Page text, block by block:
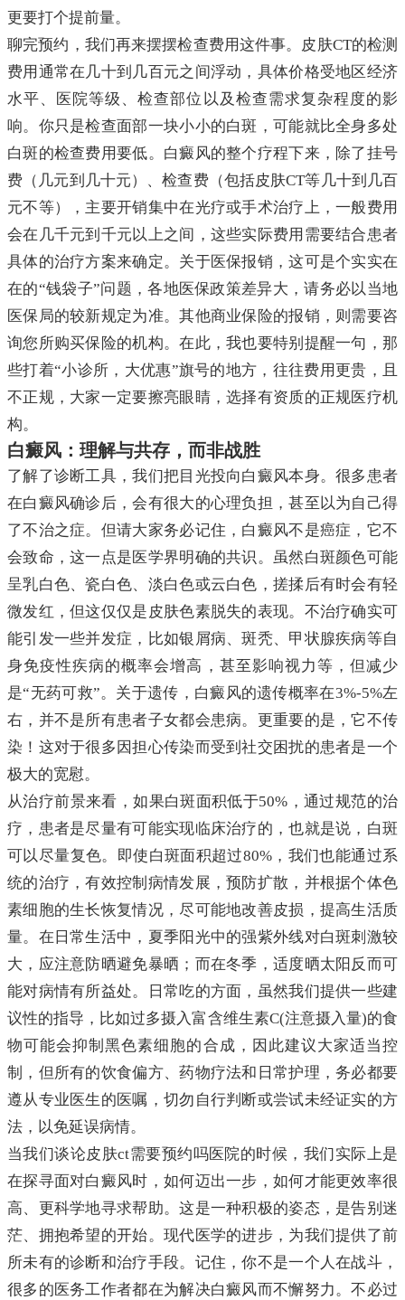
更要打个提前量。
聊完预约，我们再来摆摆检查费用这件事。皮肤CT的检测
费用通常在几十到几百元之间浮动，具体价格受地区经济
水平、医院等级、检查部位以及检查需求复杂程度的影
响。你只是检查面部一块小小的白斑，可能就比全身多处
白斑的检查费用要低。白癜风的整个疗程下来，除了挂号
费（几元到几十元）、检查费（包括皮肤CT等几十到几百
元不等），主要开销集中在光疗或手术治疗上，一般费用
会在几千元到千元以上之间，这些实际费用需要结合患者
具体的治疗方案来确定。关于医保报销，这可是个实实在
在的“钱袋子”问题，各地医保政策差异大，请务必以当地
医保局的较新规定为准。其他商业保险的报销，则需要咨
询您所购买保险的机构。在此，我也要特别提醒一句，那
些打着“小诊所，大优惠”旗号的地方，往往费用更贵，且
不正规，大家一定要擦亮眼睛，选择有资质的正规医疗机
构。
白癜风：理解与共存，而非战胜
了解了诊断工具，我们把目光投向白癜风本身。很多患者
在白癜风确诊后，会有很大的心理负担，甚至以为自己得
了不治之症。但请大家务必记住，白癜风不是癌症，它不
会致命，这一点是医学界明确的共识。虽然白斑颜色可能
呈乳白色、瓷白色、淡白色或云白色，搓揉后有时会有轻
微发红，但这仅仅是皮肤色素脱失的表现。不治疗确实可
能引发一些并发症，比如银屑病、斑秃、甲状腺疾病等自
身免疫性疾病的概率会增高，甚至影响视力等，但减少
是“无药可救”。关于遗传，白癜风的遗传概率在3%-5%左
右，并不是所有患者子女都会患病。更重要的是，它不传
染！这对于很多因担心传染而受到社交困扰的患者是一个
极大的宽慰。
从治疗前景来看，如果白斑面积低于50%，通过规范的治
疗，患者是尽量有可能实现临床治疗的，也就是说，白斑
可以尽量复色。即使白斑面积超过80%，我们也能通过系
统的治疗，有效控制病情发展，预防扩散，并根据个体色
素细胞的生长恢复情况，尽可能地改善皮损，提高生活质
量。在日常生活中，夏季阳光中的强紫外线对白斑刺激较
大，应注意防晒避免暴晒；而在冬季，适度晒太阳反而可
能对病情有所益处。日常吃的方面，虽然我们提供一些建
议性的指导，比如过多摄入富含维生素C(注意摄入量)的食
物可能会抑制黑色素细胞的合成，因此建议大家适当控
制，但所有的饮食偏方、药物疗法和日常护理，务必都要
遵从专业医生的医嘱，切勿自行判断或尝试未经证实的方
法，以免延误病情。
当我们谈论皮肤ct需要预约吗医院的时候，我们实际上是
在探寻面对白癜风时，如何迈出一步，如何才能更效率很
高、更科学地寻求帮助。这是一种积极的姿态，是告别迷
茫、拥抱希望的开始。现代医学的进步，为我们提供了前
所未有的诊断和治疗手段。记住，你不是一个人在战斗，
很多的医务工作者都在为解决白癜风而不懈努力。不必过